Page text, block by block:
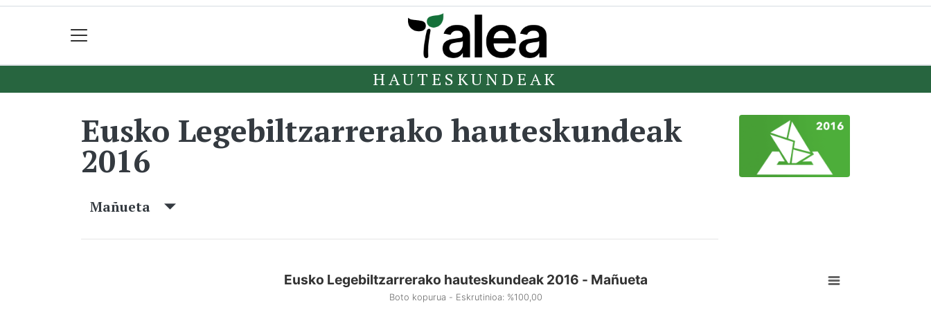
HAUTESKUNDEAK
Eusko Legebiltzarrerako hauteskundeak
2016
Mañueta
Eusko Legebiltzarrerako hauteskundeak 2016 - Mañueta
Boto kopurua - Eskrutinioa: %100,00